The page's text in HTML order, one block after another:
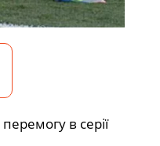
перемогу в серії